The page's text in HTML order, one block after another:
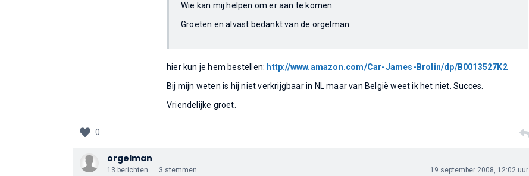
Wie kan mij helpen om er aan te komen.
Groeten en alvast bedankt van de orgelman.
hier kun je hem bestellen: http://www.amazon.com/Car-James-Brolin/dp/B0013527K2
Bij mijn weten is hij niet verkrijgbaar in NL maar van België weet ik het niet. Succes.
Vriendelijke groet.
0
orgelman
13 berichten 3 stemmen 19 september 2008, 12:02 uur